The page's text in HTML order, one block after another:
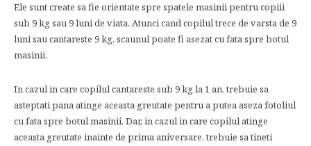
Ele sunt create sa fie orientate spre spatele masinii pentru copiii
sub 9 kg sau 9 luni de viata. Atunci cand copilul trece de varsta de 9
luni sau cantareste 9 kg, scaunul poate fi asezat cu fata spre botul
masinii.
In cazul in care copilul cantareste sub 9 kg la 1 an, trebuie sa
asteptati pana atinge aceasta greutate pentru a putea aseza fotoliul
cu fata spre botul masinii. Dar, in cazul in care copilul atinge
aceasta greutate inainte de prima aniversare, trebuie sa tineti